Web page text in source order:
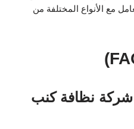
مع الأنواع المختلفة من
نظافة كنب